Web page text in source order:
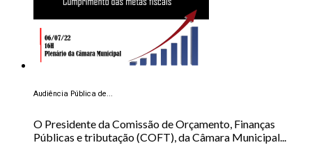
Audiência Pública de...
O Presidente da Comissão de Orçamento, Finanças
Públicas e tributação (COFT), da Câmara Municipal...